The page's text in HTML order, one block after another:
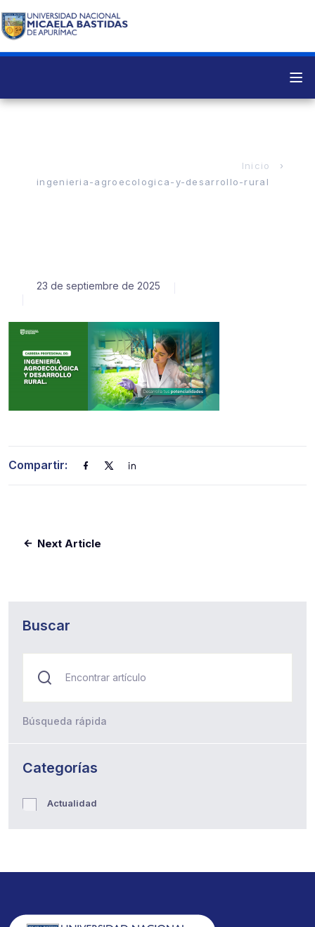
ingenieria-agroecologica-y-desarrollo-rural
23 de septiembre de 2025
Compartir:
Next Article
Buscar
Búsqueda rápida
Categorías
Actualidad